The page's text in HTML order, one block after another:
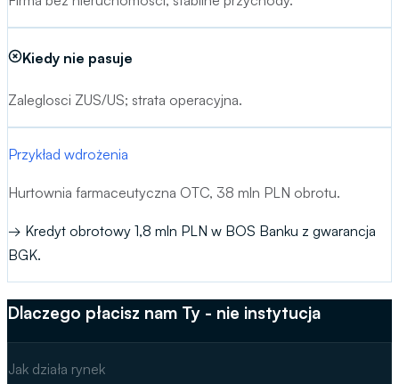
Kiedy nie pasuje
Zaleglosci ZUS/US; strata operacyjna.
Przykład wdrożenia
Hurtownia farmaceutyczna OTC, 38 mln PLN obrotu.
→ Kredyt obrotowy 1,8 mln PLN w BOS Banku z gwarancja
BGK.
Dlaczego płacisz nam Ty - nie instytucja
Jak działa rynek